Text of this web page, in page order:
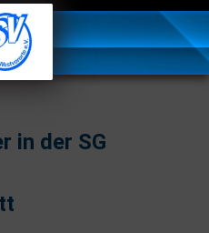
in der SG